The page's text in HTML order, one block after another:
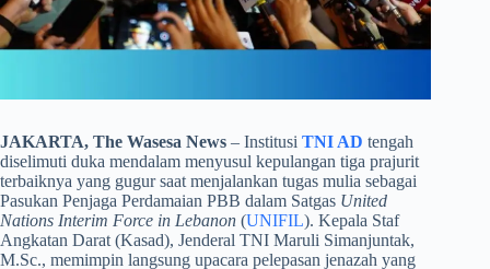
JAKARTA, The Wasesa News – Institusi TNI AD tengah
diselimuti duka mendalam menyusul kepulangan tiga prajurit
terbaiknya yang gugur saat menjalankan tugas mulia sebagai
Pasukan Penjaga Perdamaian PBB dalam Satgas United
Nations Interim Force in Lebanon (UNIFIL). Kepala Staf
Angkatan Darat (Kasad), Jenderal TNI Maruli Simanjuntak,
M.Sc., memimpin langsung upacara pelepasan jenazah yang